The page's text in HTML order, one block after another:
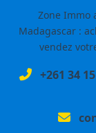
Zone Immo
Madagascar :
vendez
+261 34